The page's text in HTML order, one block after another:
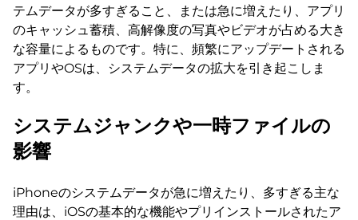
テムデータが多すぎること、または急に増えたり、アプリ
のキャッシュ蓄積、高解像度の写真やビデオが占める大き
な容量によるものです。特に、頻繁にアップデートされる
アプリやOSは、システムデータの拡大を引き起こしま
す。
システムジャンクや一時ファイルの
影響
iPhoneのシステムデータが急に増えたり、多すぎる主な
理由は、iOSの基本的な機能やプリインストールされたア